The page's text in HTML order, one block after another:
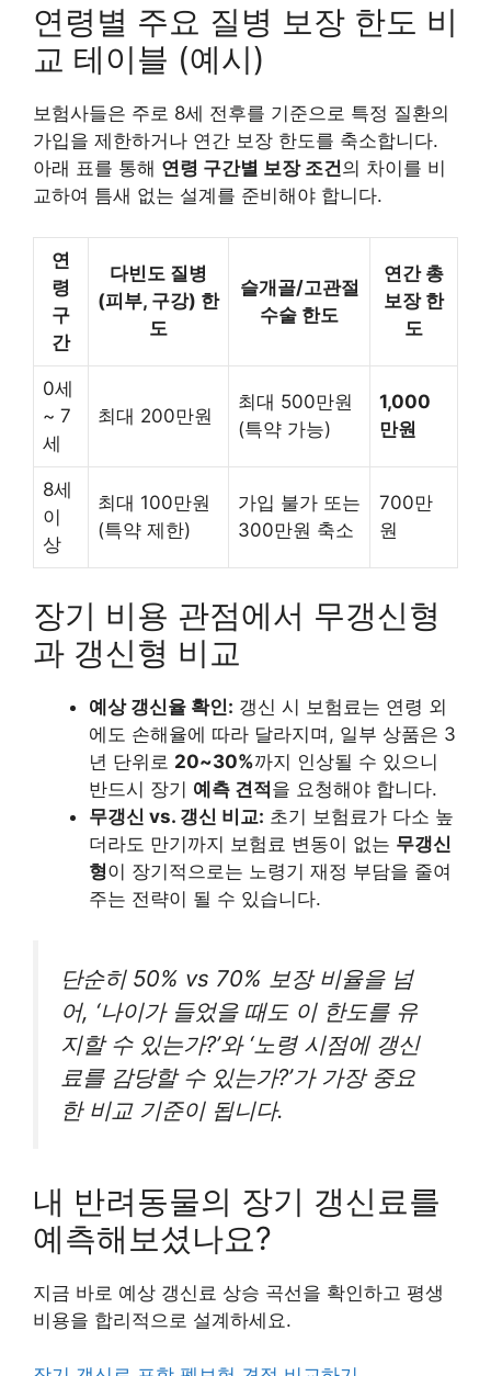
연령별 주요 질병 보장 한도 비
교 테이블 (예시)
보험사들은 주로 8세 전후를 기준으로 특정 질환의
가입을 제한하거나 연간 보장 한도를 축소합니다.
아래 표를 통해 연령 구간별 보장 조건의 차이를 비
교하여 틈새 없는 설계를 준비해야 합니다.
연
령
구
간
다빈도 질병
(피부, 구강) 한
도
슬개골/고관절
수술 한도
연간 총
보장 한
도
0세
~ 7
세
최대 200만원
최대 500만원
(특약 가능)
1,000
만원
8세
이
상
최대 100만원
(특약 제한)
가입 불가 또는
300만원 축소
700만
원
장기 비용 관점에서 무갱신형
과 갱신형 비교
예상 갱신율 확인: 갱신 시 보험료는 연령 외
에도 손해율에 따라 달라지며, 일부 상품은 3
년 단위로 20~30%까지 인상될 수 있으니
반드시 장기 예측 견적을 요청해야 합니다.
무갱신 vs. 갱신 비교: 초기 보험료가 다소 높
더라도 만기까지 보험료 변동이 없는 무갱신
형이 장기적으로는 노령기 재정 부담을 줄여
주는 전략이 될 수 있습니다.
단순히 50% vs 70% 보장 비율을 넘
어, ‘나이가 들었을 때도 이 한도를 유
지할 수 있는가?’와 ‘노령 시점에 갱신
료를 감당할 수 있는가?’가 가장 중요
한 비교 기준이 됩니다.
내 반려동물의 장기 갱신료를
예측해보셨나요?
지금 바로 예상 갱신료 상승 곡선을 확인하고 평생
비용을 합리적으로 설계하세요.